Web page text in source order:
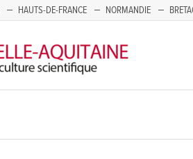
HAUTS-DE-FRANCE NORMANDIE